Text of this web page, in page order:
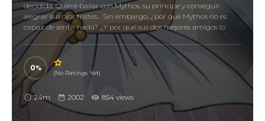
decidida. Quiere bailar con Mythos, su príncipe y conseguir
alegrar sus ojos tristes… Sin embargo, ¿por qué Mythos no es
capaz de sentir nada? ¿Y por qué sus dos mejores amigos lo
aíslan del resto? ¿Qué esconden? Ahiru comenzará una lucha
hacia la verdad tratando de ayudar a Mythos pero no sabe qué
caminos le deparan en realidad…
0
(No Ratings Yet)
24m 2002 854 views